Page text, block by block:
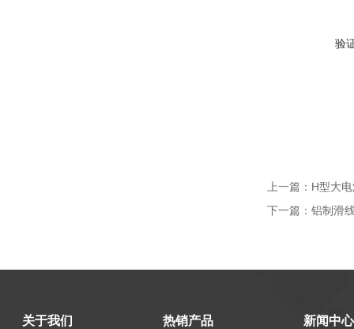
验
上一篇： H型大
下一篇： 铝制滑
关于我们 热销产品 新闻中心